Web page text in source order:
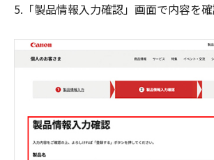
5.「製品情報入力確認」画面で内容を